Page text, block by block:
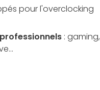
pour l'overclocking
: gaming,